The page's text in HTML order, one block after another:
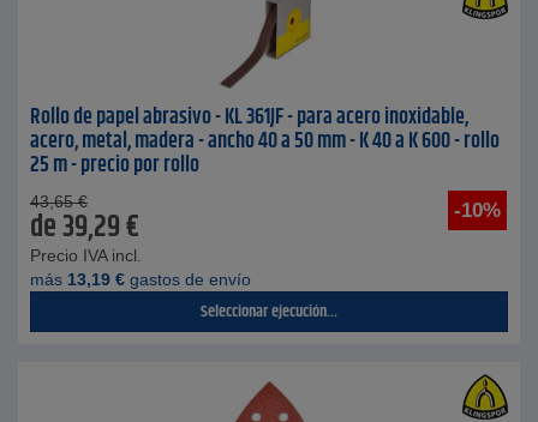
Rollo de papel abrasivo - KL 361JF - para acero inoxidable,
acero, metal, madera - ancho 40 a 50 mm - K 40 a K 600 - rollo
25 m - precio por rollo
-10%
43,65 €
de39,29€
Precio IVA incl.
más 13,19 € gastos de envío
Seleccionar ejecución...